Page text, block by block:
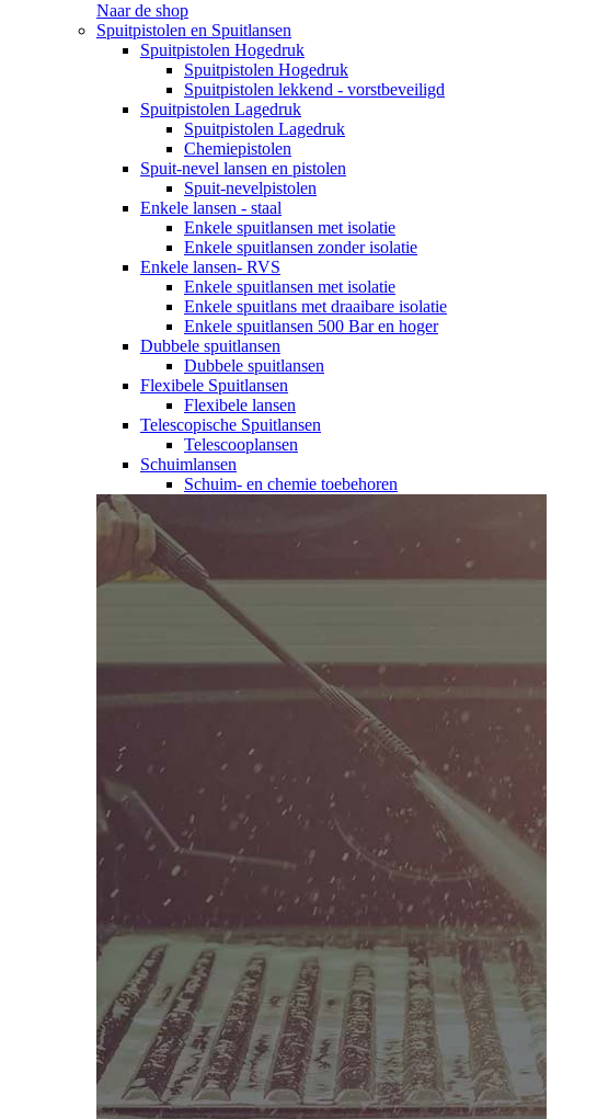
Naar de shop
Spuitpistolen en Spuitlansen
Spuitpistolen Hogedruk
Spuitpistolen Hogedruk
Spuitpistolen lekkend - vorstbeveiligd
Spuitpistolen Lagedruk
Spuitpistolen Lagedruk
Chemiepistolen
Spuit-nevel lansen en pistolen
Spuit-nevelpistolen
Enkele lansen - staal
Enkele spuitlansen met isolatie
Enkele spuitlansen zonder isolatie
Enkele lansen- RVS
Enkele spuitlansen met isolatie
Enkele spuitlans met draaibare isolatie
Enkele spuitlansen 500 Bar en hoger
Dubbele spuitlansen
Dubbele spuitlansen
Flexibele Spuitlansen
Flexibele lansen
Telescopische Spuitlansen
Telescooplansen
Schuimlansen
Schuim- en chemie toebehoren